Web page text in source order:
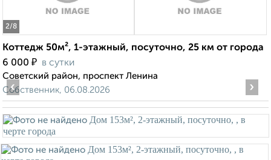
2/8
Коттедж 50м², 1-этажный, посуточно, 25 км от города
6 000 ₽ в сутки
Советский район, проспект Ленина
Собственник, 06.08.2026
‹ ›